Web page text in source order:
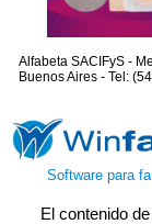
Alfabeta SACIFyS -
Buenos Aires - Tel:
Software para
El contenido